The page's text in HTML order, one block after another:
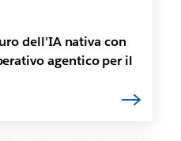
dell'IA nativa con
agentico per il